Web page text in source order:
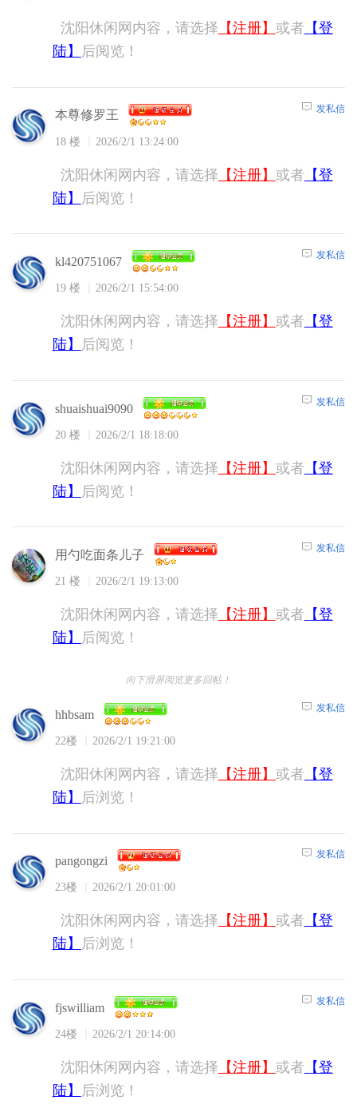
沈阳休闲网内容，请选择 【注册】 或者 【登
陆】
后阅览！
本尊修罗王
18 楼 2026/2/1 13:24:00
发私信
沈阳休闲网内容，请选择 【注册】 或者 【登
陆】
后阅览！
kl420751067
19 楼 2026/2/1 15:54:00
发私信
沈阳休闲网内容，请选择 【注册】 或者 【登
陆】
后阅览！
shuaishuai9090
20 楼 2026/2/1 18:18:00
发私信
沈阳休闲网内容，请选择 【注册】 或者 【登
陆】
后阅览！
用勺吃面条儿子
21 楼 2026/2/1 19:13:00
发私信
沈阳休闲网内容，请选择 【注册】 或者 【登
陆】
后阅览！
向下滑屏阅览更多回帖！
hhbsam
22楼 2026/2/1 19:21:00
发私信
沈阳休闲网内容，请选择 【注册】 或者 【登
陆】
后浏览！
pangongzi
23楼 2026/2/1 20:01:00
发私信
沈阳休闲网内容，请选择 【注册】 或者 【登
陆】
后浏览！
fjswilliam
24楼 2026/2/1 20:14:00
发私信
沈阳休闲网内容，请选择 【注册】 或者 【登
陆】
后浏览！